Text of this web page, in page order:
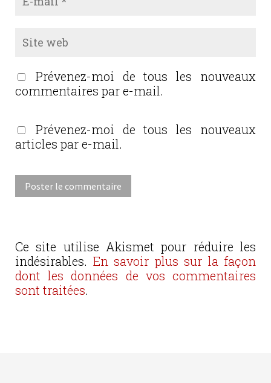
Prévenez-moi de tous les nouveaux
commentaires par e-mail.
Prévenez-moi de tous les nouveaux
articles par e-mail.
Ce site utilise Akismet pour réduire les
indésirables. En savoir plus sur la façon
dont les données de vos commentaires
sont traitées.